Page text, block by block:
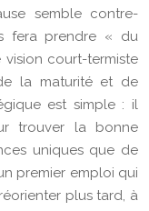
semble contre-
fera prendre « du
vision court-termiste
la maturité et de
est simple : il
trouver la bonne
uniques que de
premier emploi qui
plus tard, à